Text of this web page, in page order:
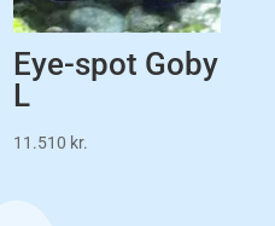
Eye-spot Goby
L
11.510 kr.